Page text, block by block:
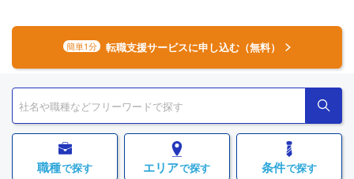
簡単1分 転職支援サービスに申し込む（無料）
職種で探す エリアで探す 条件で探す